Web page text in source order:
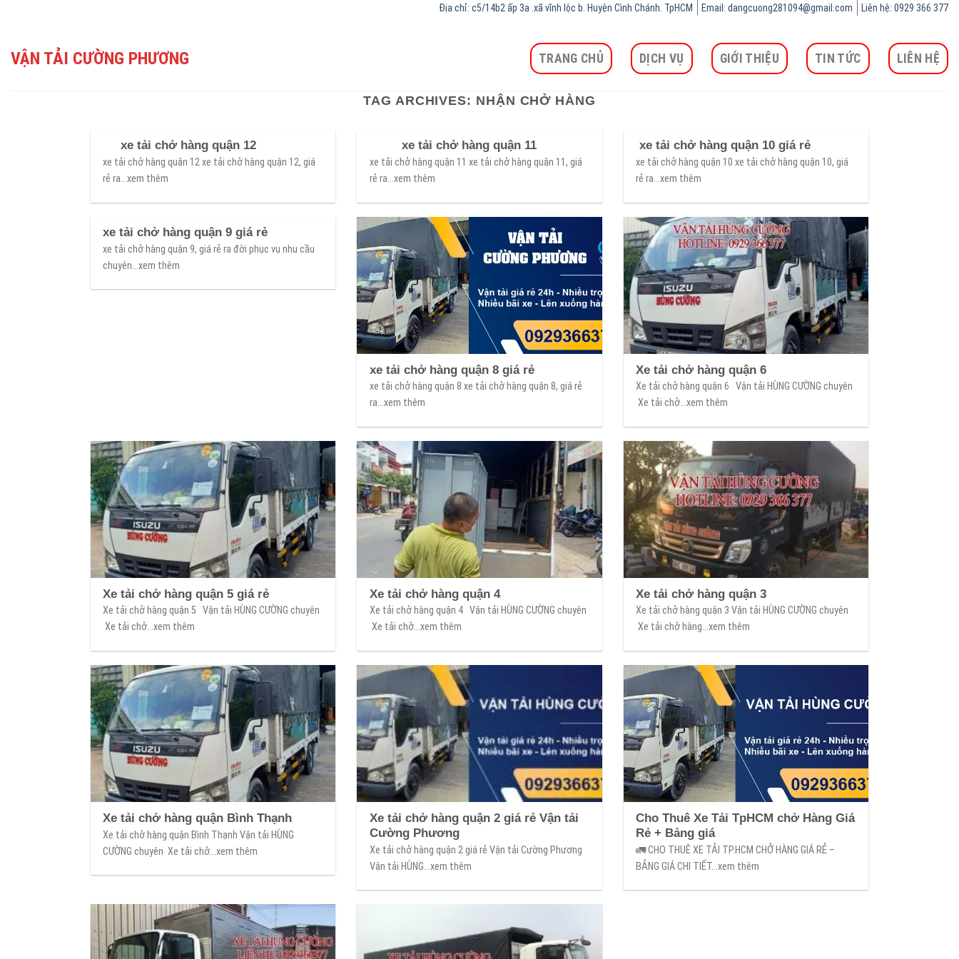
Địa chỉ: c5/14b2 ấp 3a .xã vĩnh lộc b. Huyện Cình Chánh. TpHCM Email: dangcuong281094@gmail.com Liên hệ: 0929 366 377
VẬN TẢI CƯỜNG PHƯƠNG TRANG CHỦ DỊCH VỤ GIỚI THIỆU TIN TỨC LIÊN HỆ
TAG ARCHIVES: NHẬN CHỞ HÀNG
xe tải chở hàng quận 12
xe tải chở hàng quận 12 xe tải chở hàng quận 12, giá
rẻ ra...xem thêm
xe tải chở hàng quận 11
xe tải chở hàng quận 11 xe tải chở hàng quận 11, giá
rẻ ra...xem thêm
xe tải chở hàng quận 10 giá rẻ
xe tải chở hàng quận 10 xe tải chở hàng quận 10, giá
rẻ ra...xem thêm
xe tải chở hàng quận 9 giá rẻ
xe tải chở hàng quận 9, giá rẻ ra đời phục vụ nhu cầu
chuyên...xem thêm
xe tải chở hàng quận 8 giá rẻ
xe tải chở hàng quận 8 xe tải chở hàng quận 8, giá rẻ
ra...xem thêm
Xe tải chở hàng quận 6
Xe tải chở hàng quận 6 Vận tải HÙNG CƯỜNG chuyên
Xe tải chở...xem thêm
Xe tải chở hàng quận 5 giá rẻ
Xe tải chở hàng quận 5 Vận tải HÙNG CƯỜNG chuyên
Xe tải chở...xem thêm
Xe tải chở hàng quận 4
Xe tải chở hàng quận 4 Vận tải HÙNG CƯỜNG chuyên
Xe tải chở...xem thêm
Xe tải chở hàng quận 3
Xe tải chở hàng quận 3 Vận tải HÙNG CƯỜNG chuyên
Xe tải chở hàng...xem thêm
Xe tải chở hàng quận Bình Thạnh
Xe tải chở hàng quận Bình Thạnh Vận tải HÙNG
CƯỜNG chuyên Xe tải chở...xem thêm
Xe tải chở hàng quận 2 giá rẻ Vận tải
Cường Phương
Xe tải chở hàng quận 2 giá rẻ Vận tải Cường Phương
Vận tải HÙNG...xem thêm
Cho Thuê Xe Tải TpHCM chở Hàng Giá
Rẻ + Bảng giá
🚛 CHO THUÊ XE TẢI TP.HCM CHỞ HÀNG GIÁ RẺ –
BẢNG GIÁ CHI TIẾT...xem thêm